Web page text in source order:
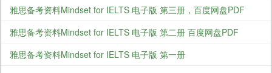
雅思备考资料Mindset for IELTS 电子版 第三册，百度网盘PDF
雅思备考资料Mindset for IELTS 电子版 第二册 百度网盘PDF
雅思备考资料Mindset for IELTS 电子版 第一册